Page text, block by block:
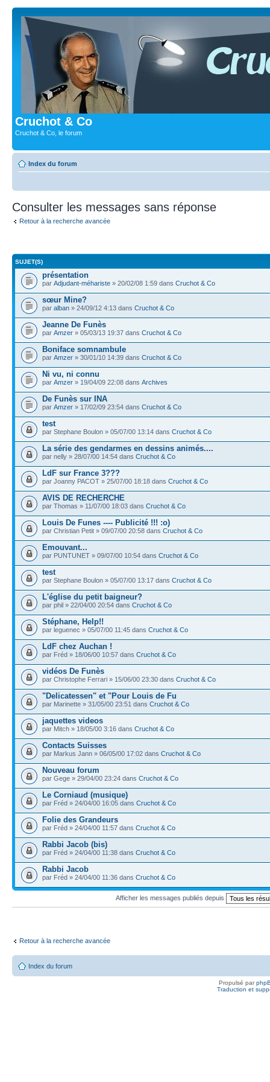
Cruchot & Co
Cruchot & Co, le forum
Index du forum
Consulter les messages sans réponse
Retour à la recherche avancée
SUJET(S)
présentation
par Adjudant-méhariste » 20/02/08 1:59 dans Cruchot & Co
sœur Mine?
par alban » 24/09/12 4:13 dans Cruchot & Co
Jeanne De Funès
par Amzer » 05/03/13 19:37 dans Cruchot & Co
Boniface somnambule
par Amzer » 30/01/10 14:39 dans Cruchot & Co
Ni vu, ni connu
par Amzer » 19/04/09 22:08 dans Archives
De Funès sur INA
par Amzer » 17/02/09 23:54 dans Cruchot & Co
test
par Stephane Boulon » 05/07/00 13:14 dans Cruchot & Co
La série des gendarmes en dessins animés....
par nelly » 28/07/00 14:54 dans Cruchot & Co
LdF sur France 3???
par Joanny PACOT » 25/07/00 18:18 dans Cruchot & Co
AVIS DE RECHERCHE
par Thomas » 11/07/00 18:03 dans Cruchot & Co
Louis De Funes ---- Publicité !!! :o)
par Christian Petit » 09/07/00 20:58 dans Cruchot & Co
Emouvant...
par PUNTUNET » 09/07/00 10:54 dans Cruchot & Co
test
par Stephane Boulon » 05/07/00 13:17 dans Cruchot & Co
L'église du petit baigneur?
par phil » 22/04/00 20:54 dans Cruchot & Co
Stéphane, Help!!
par leguenec » 05/07/00 11:45 dans Cruchot & Co
LdF chez Auchan !
par Fréd » 18/06/00 10:57 dans Cruchot & Co
vidéos De Funès
par Christophe Ferrari » 15/06/00 23:30 dans Cruchot & Co
"Delicatessen" et "Pour Louis de Fu
par Marinette » 31/05/00 23:51 dans Cruchot & Co
jaquettes videos
par Mitch » 18/05/00 3:16 dans Cruchot & Co
Contacts Suisses
par Markus Jann » 06/05/00 17:02 dans Cruchot & Co
Nouveau forum
par Gege » 29/04/00 23:24 dans Cruchot & Co
Le Corniaud (musique)
par Fréd » 24/04/00 16:05 dans Cruchot & Co
Folie des Grandeurs
par Fréd » 24/04/00 11:57 dans Cruchot & Co
Rabbi Jacob (bis)
par Fréd » 24/04/00 11:38 dans Cruchot & Co
Rabbi Jacob
par Fréd » 24/04/00 11:36 dans Cruchot & Co
Afficher les messages publiés depuis
Retour à la recherche avancée
Index du forum
Propulsé par
Traduction et